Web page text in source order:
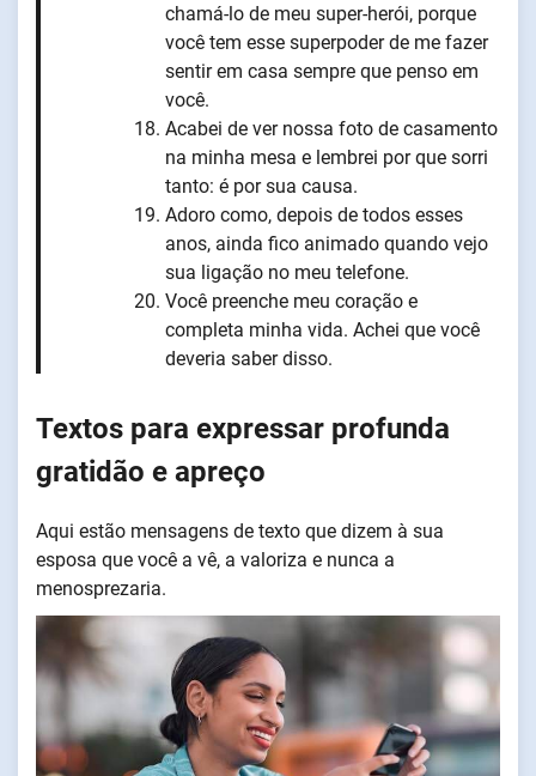
chamá-lo de meu super-herói, porque
você tem esse superpoder de me fazer
sentir em casa sempre que penso em
você.
Acabei de ver nossa foto de casamento
na minha mesa e lembrei por que sorri
tanto: é por sua causa.
Adoro como, depois de todos esses
anos, ainda fico animado quando vejo
sua ligação no meu telefone.
Você preenche meu coração e
completa minha vida. Achei que você
deveria saber disso.
Textos para expressar profunda
gratidão e apreço
Aqui estão mensagens de texto que dizem à sua
esposa que você a vê, a valoriza e nunca a
menosprezaria.